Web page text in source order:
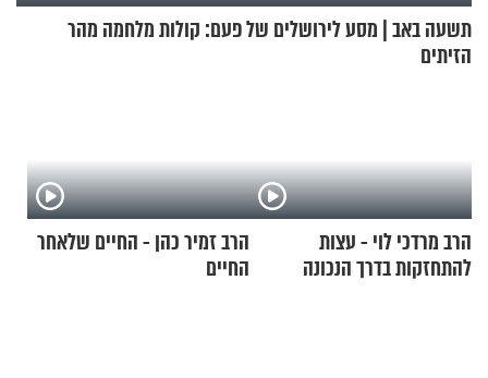
תשעה באב | מסע לירושלים של פעם: קולות מלחמה מהר
הזיתים
הרב מרדכי לוי - עצות
להתחזקות בדרך הנכונה
הרב זמיר כהן - החיים שלאחר
החיים